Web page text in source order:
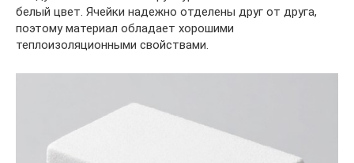
белый цвет. Ячейки надежно отделены друг от друга,
поэтому материал обладает хорошими
теплоизоляционными свойствами.